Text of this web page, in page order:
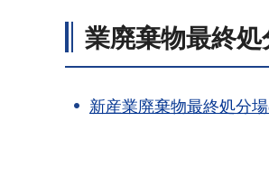
業廃棄物最終
新産業廃棄物最終処分